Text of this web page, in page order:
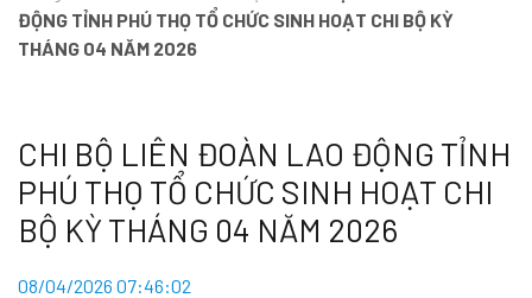
ĐỘNG TỈNH PHÚ THỌ TỔ CHỨC SINH HOẠT CHI BỘ KỲ
THÁNG 04 NĂM 2026
CHI BỘ LIÊN ĐOÀN LAO ĐỘNG TỈNH
PHÚ THỌ TỔ CHỨC SINH HOẠT CHI
BỘ KỲ THÁNG 04 NĂM 2026
08/04/2026 07:46:02